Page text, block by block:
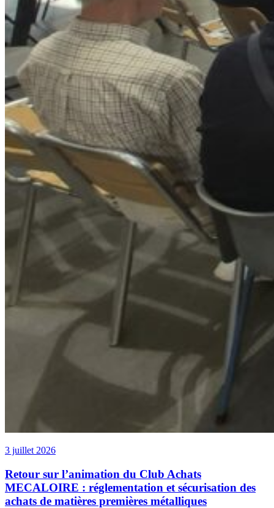
3 juillet 2026
Retour sur l’animation du Club Achats
MECALOIRE : réglementation et sécurisation des
achats de matières premières métalliques